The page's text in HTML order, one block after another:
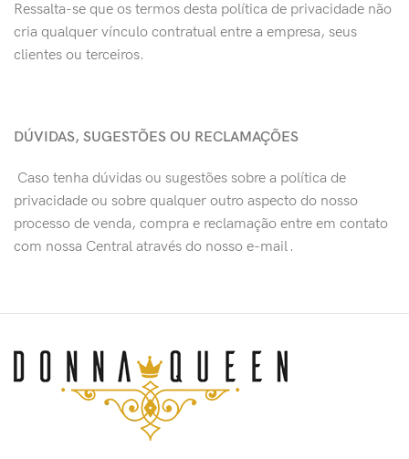
Ressalta-se que os termos desta política de privacidade não
cria qualquer vínculo contratual entre a empresa, seus
clientes ou terceiros.
DÚVIDAS, SUGESTÕES OU RECLAMAÇÕES
​ Caso tenha dúvidas ou sugestões sobre a política de
privacidade ou sobre qualquer outro aspecto do nosso
processo de venda, compra e reclamação entre em contato
com nossa Central através do nosso e-mail .